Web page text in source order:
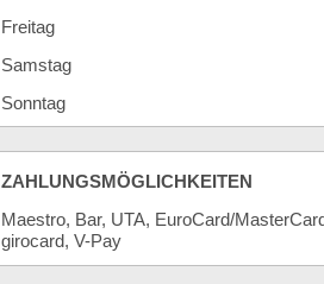
Freitag
Samstag
Sonntag
ZAHLUNGSMÖGLICHKEITEN
Maestro, Bar, UTA, EuroCard/
girocard, V-Pay